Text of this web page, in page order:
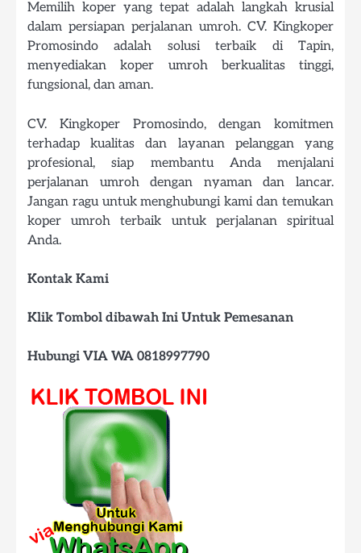
Memilih koper yang tepat adalah langkah krusial
dalam persiapan perjalanan umroh. CV. Kingkoper
Promosindo adalah solusi terbaik di Tapin,
menyediakan koper umroh berkualitas tinggi,
fungsional, dan aman.
CV. Kingkoper Promosindo, dengan komitmen
terhadap kualitas dan layanan pelanggan yang
profesional, siap membantu Anda menjalani
perjalanan umroh dengan nyaman dan lancar.
Jangan ragu untuk menghubungi kami dan temukan
koper umroh terbaik untuk perjalanan spiritual
Anda.
Kontak Kami
Klik Tombol dibawah Ini Untuk Pemesanan
Hubungi VIA WA 0818997790